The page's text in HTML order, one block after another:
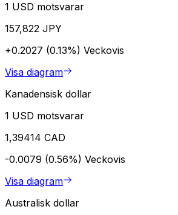
1 USD motsvarar
157,822 JPY
+0.2027 (0.13%) Veckovis
Visa diagram
Kanadensisk dollar
1 USD motsvarar
1,39414 CAD
-0.0079 (0.56%) Veckovis
Visa diagram
Australisk dollar